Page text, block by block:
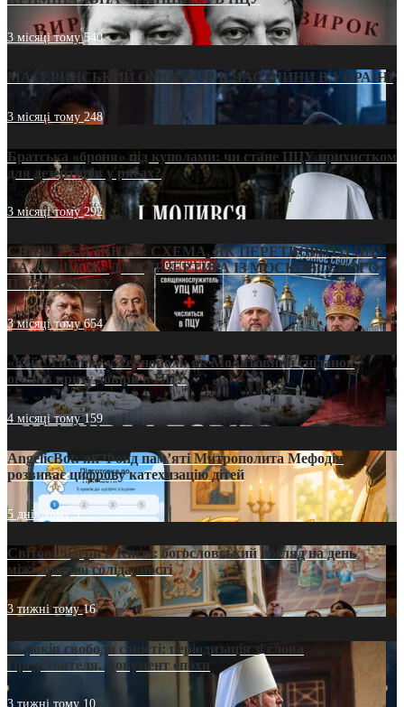
3 місяці тому540
МАТЕРИНСЬКИЙ ОМОРФОР В ЧАС ВІЙНИ В УКРАЇНІ
3 місяці тому248
Братська «броня» під куполами: чи стане ПЦУ прихистком
для дезертирів у рясах?
3 місяці тому292
СВЯТІ УХИЛЯНТИ: СХЕМА, ЯК ПЕРЕТВОРИТИ ПЦУ
НА «ОФШОР» ДЛЯ ДЕЗЕРТИРА ІЗ МОСКОВСЬКОГО
ПАТРІАРХАТУ
3 місяці тому654
«Кейс Тихона» у Тернополі: як Молитовний сніданок
оголив кризу довіри в ПЦУ
4 місяці тому159
AngelicBot: як Фонд пам’яті Митрополита Мефодія
розвиває цифрову катехизацію дітей
5 днів тому9
Світові лідери в Києві: богословський погляд на день
міжнародної солідарності
3 тижні тому16
35 років свободи совісті: періодизація зі слова
Предстоятеля. Документ епохи
3 тижні тому 10